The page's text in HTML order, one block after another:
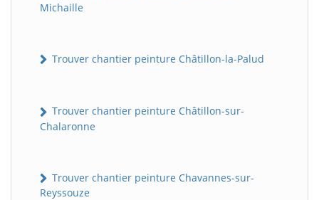
Michaille
Trouver chantier peinture Châtillon-la-Palud
Trouver chantier peinture Châtillon-sur-
Chalaronne
Trouver chantier peinture Chavannes-sur-
Reyssouze